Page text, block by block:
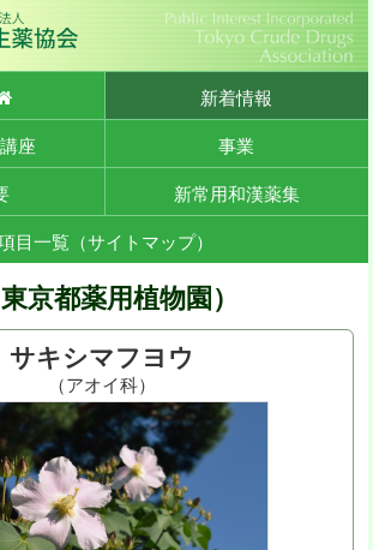
新着情報
座
事業
新常用和漢薬集
目一覧（サイトマップ）
京都薬用植物園）
サキシマフヨウ
（アオイ科）